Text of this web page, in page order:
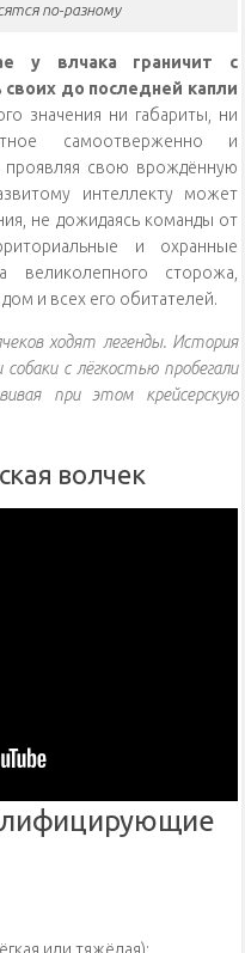
по-разному
у влчака граничит с
до последней капли
значения ни габариты, ни
самоотверженно и
проявляя свою врождённую
интеллекту может
не дожидаясь команды от
и охранные
великолепного сторожа,
и всех его обитателей.
ходят легенды. История
с лёгкостью пробегали
при этом крейсерскую
волчек
или тяжёлая);